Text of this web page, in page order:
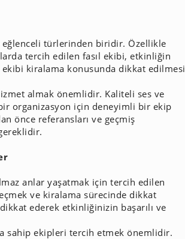
eğlenceli türlerinden biridir. Özellikle
tercih edilen fasıl ekibi, etkinliğin
kiralama konusunda dikkat edilmesi
almak önemlidir. Kaliteli ses ve
organizasyon için deneyimli bir ekip
önce referansları ve geçmiş
anlar yaşatmak için tercih edilen
ve kiralama sürecinde dikkat
ederek etkinliğinizin başarılı ve
sahip ekipleri tercih etmek önemlidir.